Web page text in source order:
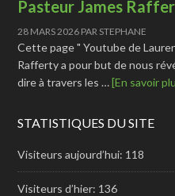
Pasteur James
28 MARS 2026 PAR STEPHANE
Cette page " Youtube de
Rafferty a pour but de nous
dire à travers les …[En savoir
STATISTIQUES DU SITE
Visiteurs aujourd’hui: 118
Visiteurs d’hier: 136